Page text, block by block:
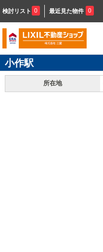
検討リスト 0 最近見た物件 0
小作駅
所在地